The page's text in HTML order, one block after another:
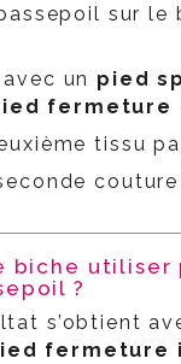
sur le
un pied
fermeture
tissu
biche utiliser
?
s’obtient
fermeture